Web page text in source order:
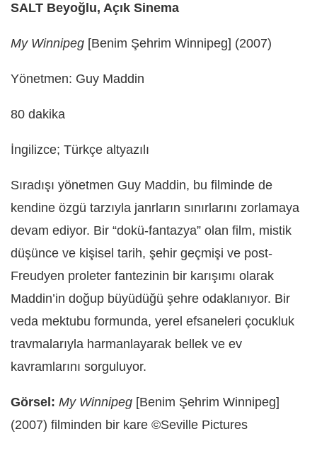
SALT Beyoğlu, Açık Sinema
My Winnipeg [Benim Şehrim Winnipeg] (2007)
Yönetmen: Guy Maddin
80 dakika
İngilizce; Türkçe altyazılı
Sıradışı yönetmen Guy Maddin, bu filminde de
kendine özgü tarzıyla janrların sınırlarını zorlamaya
devam ediyor. Bir “dokü-fantazya” olan film, mistik
düşünce ve kişisel tarih, şehir geçmişi ve post-
Freudyen proleter fantezinin bir karışımı olarak
Maddin’in doğup büyüdüğü şehre odaklanıyor. Bir
veda mektubu formunda, yerel efsaneleri çocukluk
travmalarıyla harmanlayarak bellek ve ev
kavramlarını sorguluyor.
Görsel: My Winnipeg [Benim Şehrim Winnipeg]
(2007) filminden bir kare ©Seville Pictures